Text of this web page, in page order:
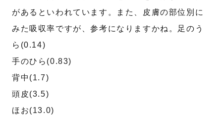
があるといわれています。また、皮膚の部位別に
みた吸収率ですが、参考になりますかね。足のう
ら(0.14)
手のひら(0.83)
背中(1.7)
頭皮(3.5)
ほお(13.0)
メール*
お問合せ内容